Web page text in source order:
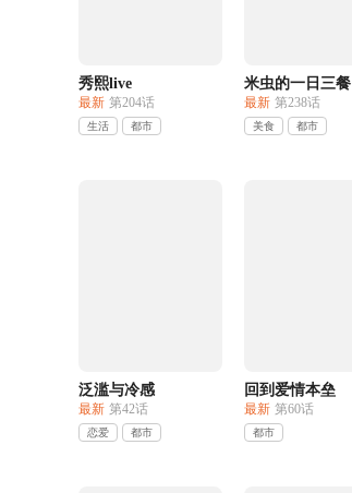
秀熙live
最新 第204话
生活 都市
米虫的一日三餐
最新 第238话
美食 都市
泛滥与冷感
最新 第42话
恋爱 都市
回到爱情本垒
最新 第60话
都市